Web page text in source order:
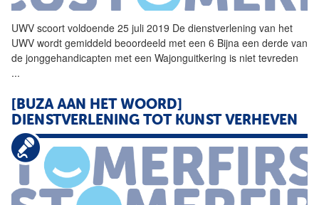
UWV scoort voldoende 25 juli 2019 De dienstverlening van het
UWV wordt gemiddeld beoordeeld met een 6 Bijna een derde van
de jonggehandicapten met een Wajonguitkering is niet tevreden
...
[BUZA AAN HET WOORD]
DIENSTVERLENING TOT KUNST VERHEVEN